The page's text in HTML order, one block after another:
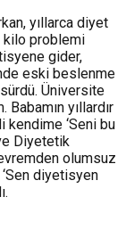
yıllarca diyet
kilo problemi
gider,
eski beslenme
Üniversite
yıllardır
‘Seni bu
Diyetetik
olumsuz
‘Sen diyetisyen